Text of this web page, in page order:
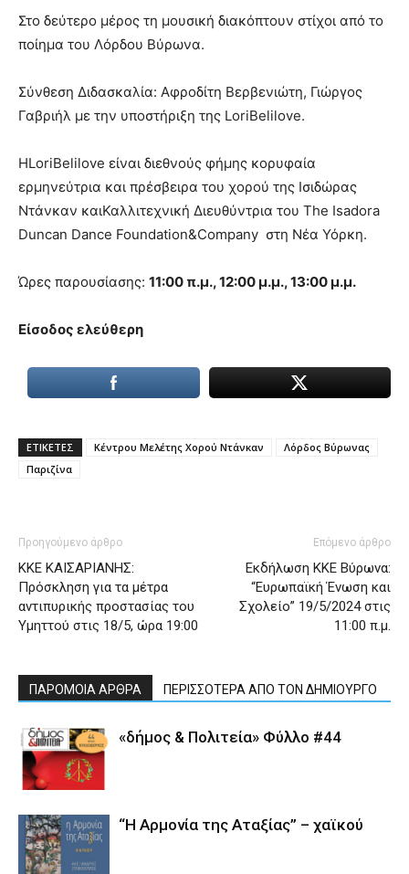
Στο δεύτερο μέρος τη μουσική διακόπτουν στίχοι από το
ποίημα του Λόρδου Βύρωνα.
Σύνθεση Διδασκαλία: Αφροδίτη Βερβενιώτη, Γιώργος
Γαβριήλ με την υποστήριξη της LoriBelilove.
HLoriBelilove είναι διεθνούς φήμης κορυφαία
ερμηνεύτρια και πρέσβειρα του χορού της Ισιδώρας
Ντάνκαν καιΚαλλιτεχνική Διευθύντρια του The Isadora
Duncan Dance Foundation&Company στη Νέα Υόρκη.
Ώρες παρουσίασης: 11:00 π.μ., 12:00 μ.μ., 13:00 μ.μ.
Είσοδος ελεύθερη
ΕΤΙΚΕΤΕΣ Κέντρου Μελέτης Χορού Ντάνκαν
Λόρδος Βύρωνας
Παριζίνα
Προηγούμενο άρθρο
KKE ΚΑΙΣΑΡΙΑΝΗΣ:
Πρόσκληση για τα μέτρα
αντιπυρικής προστασίας του
Υμηττού στις 18/5, ώρα 19:00
Επόμενο άρθρο
Εκδήλωση ΚΚΕ Βύρωνα:
“Ευρωπαϊκή Ένωση και
Σχολείο” 19/5/2024 στις
11:00 π.μ.
ΠΑΡΟΜΟΙΑ ΑΡΘΡΑ ΠΕΡΙΣΣΟΤΕΡΑ ΑΠΟ ΤΟΝ ΔΗΜΙΟΥΡΓΟ
«δήμος & Πολιτεία» Φύλλο #44
“Η Αρμονία της Αταξίας” – χαϊκού